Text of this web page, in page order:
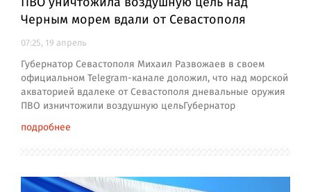
Черным морем вдали от Севастополя
07:25, 19 апрель
Губернатор Севастополя Михаил Развожаев в своем
официальном Telegram-канале доложил, что над морской
акваторией вдалеке от Севастополя дневальные оружия
ПВО изничтожили воздушную цельГубернатор
подробнее